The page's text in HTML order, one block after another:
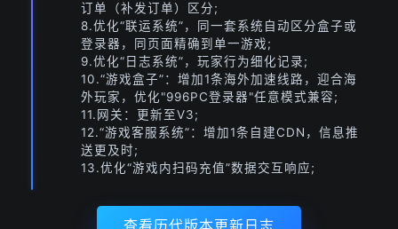
订单（补发订单）区分;
8.优化“联运系统”，同一套系统自动区分盒子或
登录器，同页面精确到单一游戏;
9.优化“日志系统”，玩家行为细化记录;
10.“游戏盒子”：增加1条海外加速线路，迎合海
外玩家，优化"996PC登录器"任意模式兼容;
11.网关：更新至V3;
12.“游戏客服系统”：增加1条自建CDN，信息推
送更及时;
13.优化“游戏内扫码充值”数据交互响应;
查看历代版本更新日志